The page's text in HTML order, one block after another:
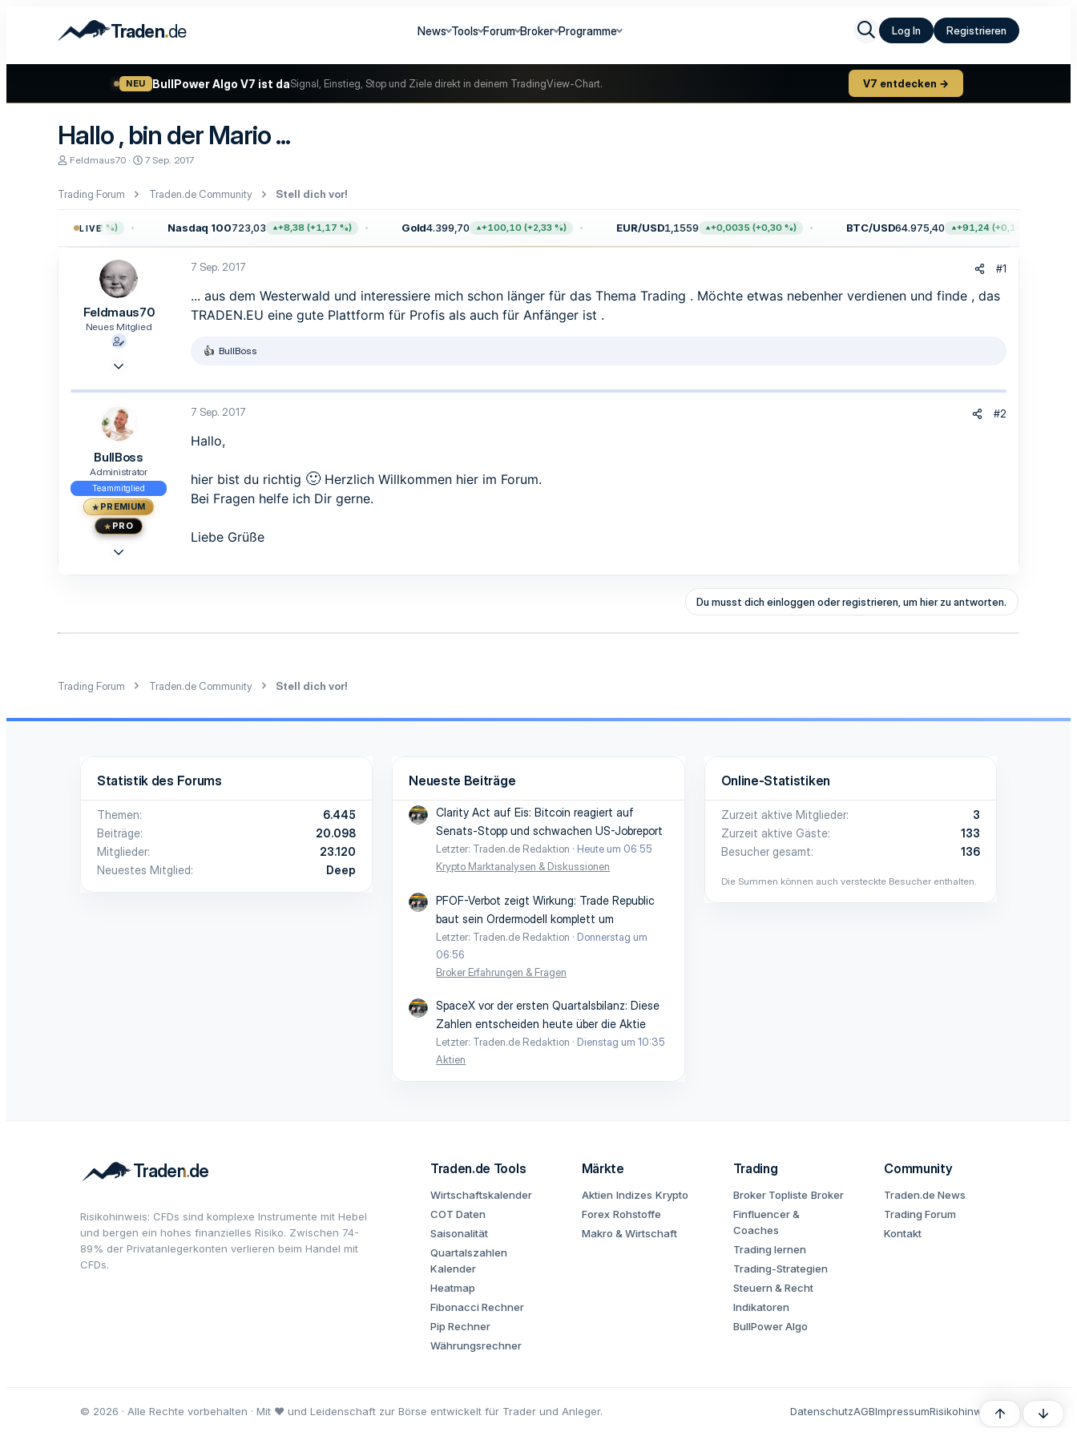
Traden.de News Tools Forum Broker Programme Log In Registrieren
NEU BullPower Algo V7 ist daSignal, Einstieg, Stop und Ziele direkt in deinem TradingView-Chart. V7 entdecken →
Hallo , bin der Mario ...
E
t
e
Feldmaus70
E
t
7 Sep. 2017
Trading Forum Traden.de Community Stell dich vor!
LIVE
+47,68 (+0,62 %) Nasdaq 100723,03 +8,38 (+1,17 %) Gold4.399,70 +100,10 (+2,33 %) EUR/USD1,1559 +0,0035 (+0,30 %) BTC/USD64.975,40 +91,24 (+0,14 %)
Feldmaus70
Neues Mitglied
Ötzingen
7 Sep. 2017 #1
... aus dem Westerwald und interessiere mich schon länger für das Thema Trading . Möchte etwas nebenher verdienen und finde , das
TRADEN.EU eine gute Plattform für Profis als auch für Anfänger ist .
R
k
t
i
n
:
BullBoss
BullBoss
Administrator
Teammitglied
PREMIUM
PRO
7 Sep. 2017 #2
Hallo,
hier bist du richtig 🙂Herzlich Willkommen hier im Forum.
Bei Fragen helfe ich Dir gerne.
Liebe Grüße
Du musst dich einloggen oder registrieren, um hier zu antworten.
Trading Forum Traden.de Community Stell dich vor!
Statistik des Forums
Themen
6.445
Beiträge
20.098
Mitglieder
23.120
Neuestes Mitglied
Deep
Neueste Beiträge
Clarity Act auf Eis: Bitcoin reagiert auf
Senats-Stopp und schwachen US-Jobreport
Letzter: Traden.de Redaktion
Heute um 06:55
Krypto Marktanalysen & Diskussionen
PFOF-Verbot zeigt Wirkung: Trade Republic
baut sein Ordermodell komplett um
Letzter: Traden.de Redaktion
Donnerstag um
06:56
Broker Erfahrungen & Fragen
SpaceX vor der ersten Quartalsbilanz: Diese
Zahlen entscheiden heute über die Aktie
Letzter: Traden.de Redaktion
Dienstag um 10:35
Aktien
Online-Statistiken
Zurzeit aktive Mitglieder
3
Zurzeit aktive Gäste
133
Besucher gesamt
136
Die Summen können auch versteckte Besucher enthalten.
Risikohinweis: CFDs sind komplexe Instrumente mit Hebel
und bergen ein hohes finanzielles Risiko. Zwischen 74-
89% der Privatanlegerkonten verlieren beim Handel mit
CFDs.
Traden.de Tools
Wirtschaftskalender
COT Daten
Saisonalität
Quartalszahlen
Kalender
Heatmap
Fibonacci Rechner
Pip Rechner
Währungsrechner
Märkte
Aktien Indizes Krypto
Forex Rohstoffe
Makro & Wirtschaft
Trading
Broker Topliste Broker
Finfluencer &
Coaches
Trading lernen
Trading-Strategien
Steuern & Recht
Indikatoren
BullPower Algo
Community
Traden.de News
Trading Forum
Kontakt
© 2026 · Alle Rechte vorbehalten · Mit ♥ und Leidenschaft zur Börse entwickelt für Trader und Anleger. DatenschutzAGBImpressumRisikohinweisOben Unten